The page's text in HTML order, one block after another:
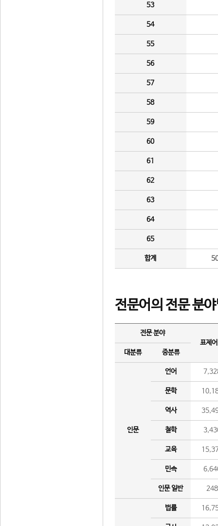
53
54
55
56
57
58
59
60
61
62
63
64
65
합계
전문어의 전문 분
전문 분야
표제
대분류
중분류
인문
언어
문학
역사
철학
교육
민속
인문 일반 248
법률